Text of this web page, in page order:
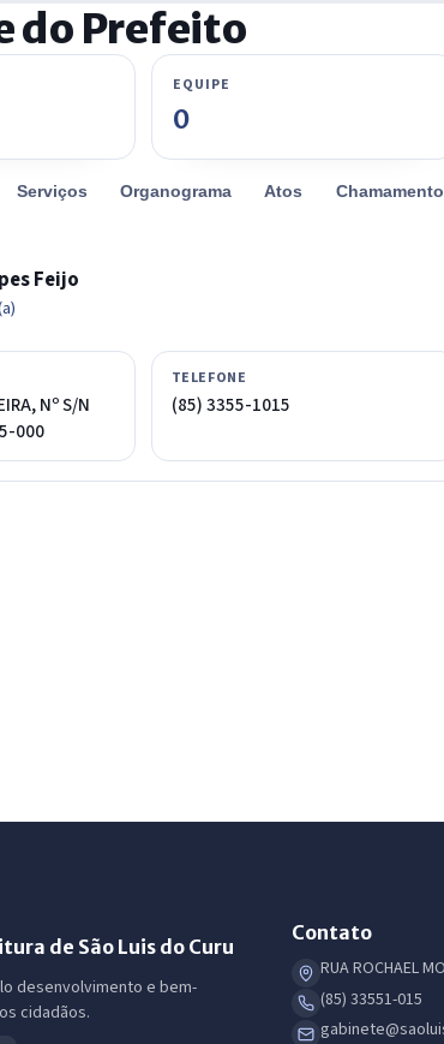
do Prefeito
EQUIPE
0
Serviços Organograma Atos
Feijo
Nº S/N
000
TELEFONE
(85) 3355-1015
de São Luis do Curu
desenvolvimento e bem-
cidadãos.
Contato
RUA ROCHAEL
(85) 33551-015